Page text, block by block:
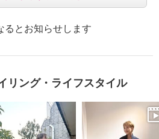
るとお知らせします
リング・ライフスタイル